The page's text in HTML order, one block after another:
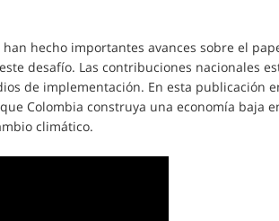
hecho importantes avances sobre el
desafío. Las contribuciones nacionales
de implementación. En esta publicación
Colombia construya una economía baja
climático.